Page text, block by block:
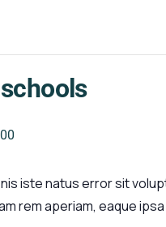
iste natus error sit
rem aperiam, eaque ipsa